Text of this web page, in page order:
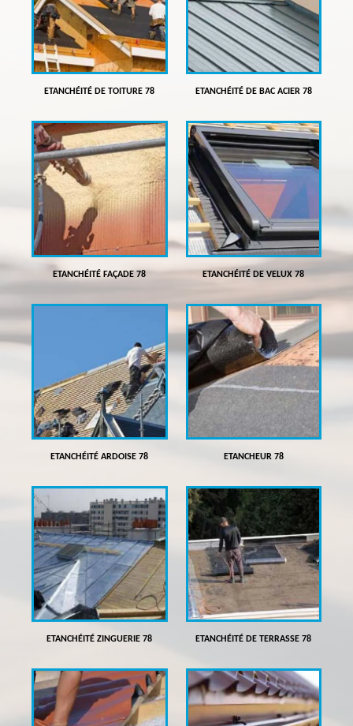
ETANCHÉITÉ DE TOITURE 78 ETANCHÉITÉ DE BAC ACIER 78
ETANCHÉITÉ FAÇADE 78 ETANCHÉITÉ DE VELUX 78
ETANCHÉITÉ ARDOISE 78 ETANCHEUR 78
ETANCHÉITÉ ZINGUERIE 78 ETANCHÉITÉ DE TERRASSE 78